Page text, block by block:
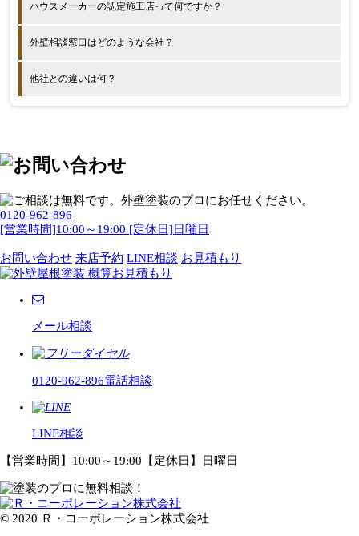
ハウスメーカーの認定施工店って何ですか？
外壁相談窓口はどのような会社？
他社との違いは何？
0120-962-896
[営業時間]10:00～19:00 [定休日]日曜日
お問い合わせ 来店予約 LINE相談 お見積もり
メール相談
0120-962-896電話相談
LINE相談
【営業時間】10:00～19:00【定休日】日曜日
© 2020 Ｒ・コーポレーション株式会社